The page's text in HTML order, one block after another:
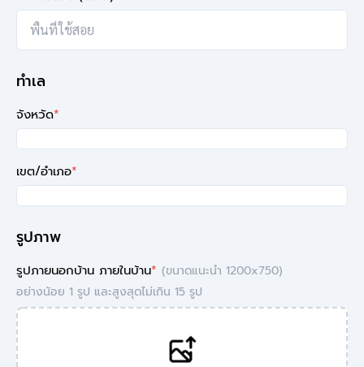
ทำเล
จังหวัด*
เขต/อำเภอ*
รูปภาพ
รูปภายนอกบ้าน ภายในบ้าน* (ขนาดแนะนำ 1200x750)
อย่างน้อย 1 รูป และสูงสุดไม่เกิน 15 รูป